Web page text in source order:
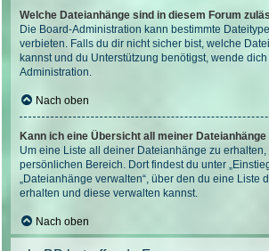
Welche Dateianhänge sind in diesem Forum
Die Board-Administration kann bestimmte
verbieten. Falls du dir nicht sicher bist, welche
kannst und du Unterstützung benötigst, wende
Administration.
Nach oben
Kann ich eine Übersicht all meiner
Um eine Liste all deiner Dateianhänge zu erhalten,
persönlichen Bereich. Dort findest du unter
„Dateianhänge verwalten“, über den du eine Liste
erhalten und diese verwalten kannst.
Nach oben